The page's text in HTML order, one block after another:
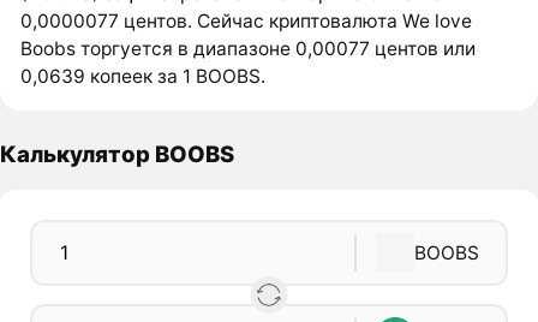
0,0000077 центов. Сейчас криптовалюта We love
Boobs торгуется в диапазоне 0,00077 центов или
0,0639 копеек за 1 BOOBS.
Калькулятор BOOBS
BOOBS